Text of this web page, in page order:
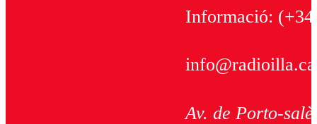
Informació:
Av. de Porto-